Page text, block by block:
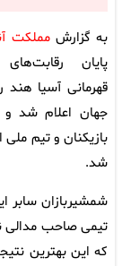
به گزارشمملکت
پایان
قهرمانی آسیا
جهان اعلام شد و
بازیکنان و تیم
شد.
شمشیربازان سابر
که این بهترین